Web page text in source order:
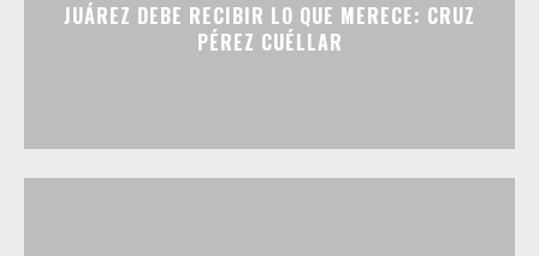
JUÁREZ DEBE RECIBIR LO QUE MERECE: CRUZ
PÉREZ CUÉLLAR